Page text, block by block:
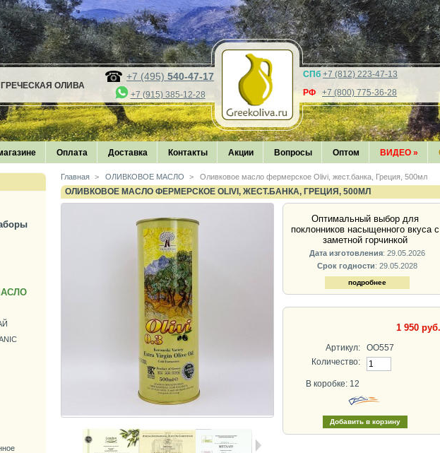
ГРЕЧЕСКАЯ ОЛИВА
+7 (495) 540-47-17
+7 (915) 385-12-28
СПб +7 (812) 223-47-13
РФ +7 (800) 775-36-28
Оплата Доставка Контакты Акции Вопросы Оптом ВИДЕО »
Главная > ОЛИВКОВОЕ МАСЛО > Оливковое масло фермерское Olivi, жест.банка, Греция, 500мл
ОЛИВКОВОЕ МАСЛО ФЕРМЕРСКОЕ OLIVI, ЖЕСТ.БАНКА, ГРЕЦИЯ, 500МЛ
Оптимальный выбор для
поклонников насыщенного вкуса с
заметной горчинкой
Дата изготовления: 29.05.2026
Срок годности: 29.05.2028
подробнее
1 950 руб.
Артикул:
OO557
Количество:
В коробке: 12